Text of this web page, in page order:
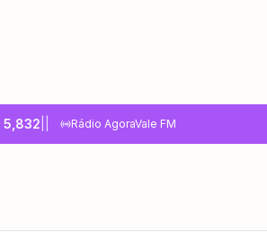
5,832 Rádio AgoraVale FM